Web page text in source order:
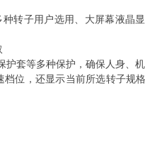
转子用户选用、大屏幕液晶
套等多种保护，确保人身、机
位，还显示当前所选转子规